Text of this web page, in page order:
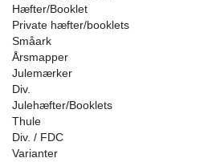
Hæfter/Booklet
Private hæfter/booklets
Småark
Årsmapper
Julemærker
Div.
Julehæfter/Booklets
Thule
Div. / FDC
Varianter